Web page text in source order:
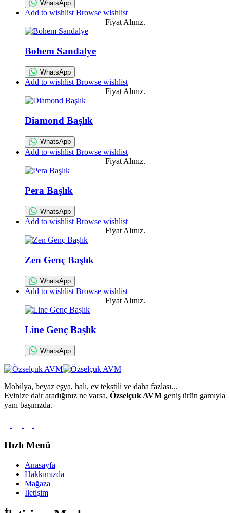
WhatsApp
Add to wishlist Browse wishlist
Fiyat Alınız.
Bohem Sandalye
WhatsApp
Add to wishlist Browse wishlist
Fiyat Alınız.
Diamond Başlık
WhatsApp
Add to wishlist Browse wishlist
Fiyat Alınız.
Pera Başlık
WhatsApp
Add to wishlist Browse wishlist
Fiyat Alınız.
Zen Genç Başlık
WhatsApp
Add to wishlist Browse wishlist
Fiyat Alınız.
Line Genç Başlık
WhatsApp
Mobilya, beyaz eşya, halı, ev tekstili ve daha fazlası...
Evinize dair aradığınız ne varsa, Özselçuk AVM geniş ürün gamıyla
yanı başınızda.
Hızlı Menü
Anasayfa
Hakkımızda
Mağaza
İletişim